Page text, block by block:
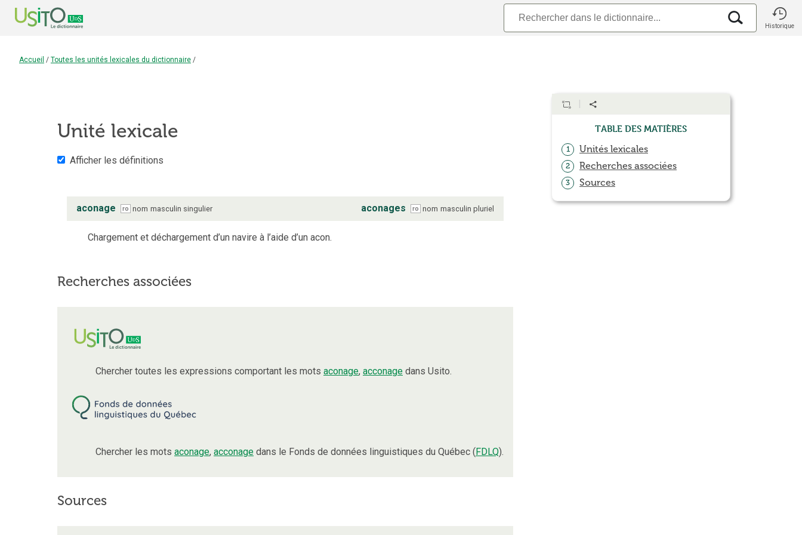
Historique
Accueil / Toutes les unités lexicales du dictionnaire /
Unité lexicale
Afficher les définitions
aconage ro nom masculin singulier aconages ro nom masculin pluriel
Chargement et déchargement d’un navire à l’aide d’un acon.
Recherches associées
Chercher toutes les expressions comportant les mots aconage, acconage dans Usito.
Chercher les mots aconage, acconage dans le Fonds de données linguistiques du Québec (FDLQ).
Sources
Table des matières
1 Unités lexicales
2 Recherches associées
3 Sources